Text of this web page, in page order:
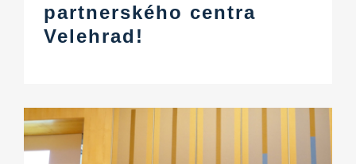
partnerského centra
Velehrad!